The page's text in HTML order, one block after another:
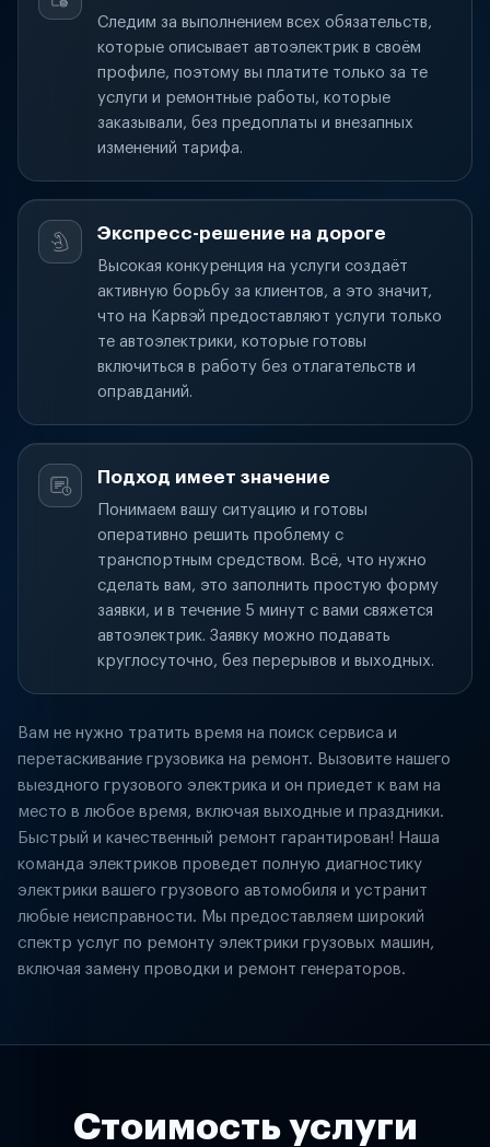
Следим за выполнением всех обязательств,
которые описывает автоэлектрик в своём
профиле, поэтому вы платите только за те
услуги и ремонтные работы, которые
заказывали, без предоплаты и внезапных
изменений тарифа.
Экспресс-решение на дороге
Высокая конкуренция на услуги создаёт
активную борьбу за клиентов, а это значит,
что на Карвэй предоставляют услуги только
те автоэлектрики, которые готовы
включиться в работу без отлагательств и
оправданий.
Подход имеет значение
Понимаем вашу ситуацию и готовы
оперативно решить проблему с
транспортным средством. Всё, что нужно
сделать вам, это заполнить простую форму
заявки, и в течение 5 минут с вами свяжется
автоэлектрик. Заявку можно подавать
круглосуточно, без перерывов и выходных.
Вам не нужно тратить время на поиск сервиса и
перетаскивание грузовика на ремонт. Вызовите нашего
выездного грузового электрика и он приедет к вам на
место в любое время, включая выходные и праздники.
Быстрый и качественный ремонт гарантирован! Наша
команда электриков проведет полную диагностику
электрики вашего грузового автомобиля и устранит
любые неисправности. Мы предоставляем широкий
спектр услуг по ремонту электрики грузовых машин,
включая замену проводки и ремонт генераторов.
Стоимость услуги